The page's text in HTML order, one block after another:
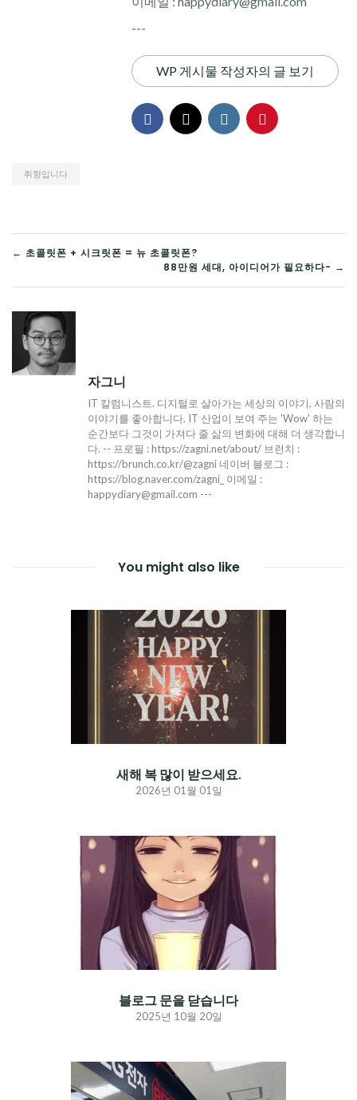
---
WP 게시물 작성자의 글 보기
취향입니다
글
탐
색
← 초콜릿폰 + 시크릿폰 = 뉴 초콜릿폰?
88만원 세대, 아이디어가 필요하다- →
자그니
IT 칼럼니스트. 디지털로 살아가는 세상의 이야기, 사람의
이야기를 좋아합니다. IT 산업이 보여 주는 'Wow' 하는
순간보다 그것이 가져다 줄 삶의 변화에 대해 더 생각합니
다. -- 프로필 : https://zagni.net/about/ 브런치 :
https://brunch.co.kr/@zagni 네이버 블로그 :
https://blog.naver.com/zagni_ 이메일 :
happydiary@gmail.com ---
You might also like
새해 복 많이 받으세요.
2026년 01월 01일
블로그 문을 닫습니다
2025년 10월 20일